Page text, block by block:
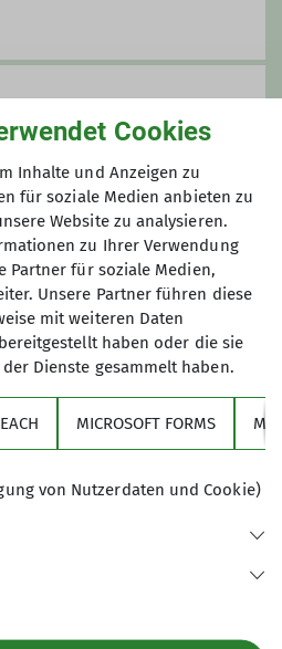
von jedem Teilnehmer
Cookies
Inhalte und Anzeigen zu
für soziale Medien anbieten zu
Website zu analysieren.
zu Ihrer Verwendung
Partner für soziale Medien,
Unsere Partner führen diese
mit weiteren Daten
haben oder die sie
Dienste gesammelt haben.
MICROSOFT FORMS
von Nutzerdaten und Cookie)